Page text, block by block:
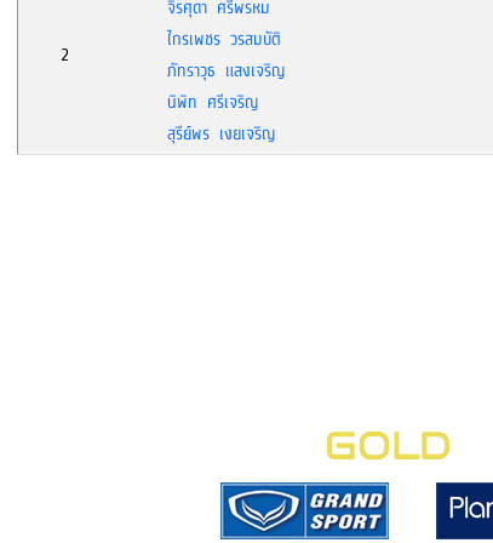
2
จิรศุดา ศรีพรหม
ไกรเพชร วรสมบัติ
ภัทราวุธ แสงเจริญ
นิพิท ศรีเจริญ
สุรีย์พร เงยเจริญ